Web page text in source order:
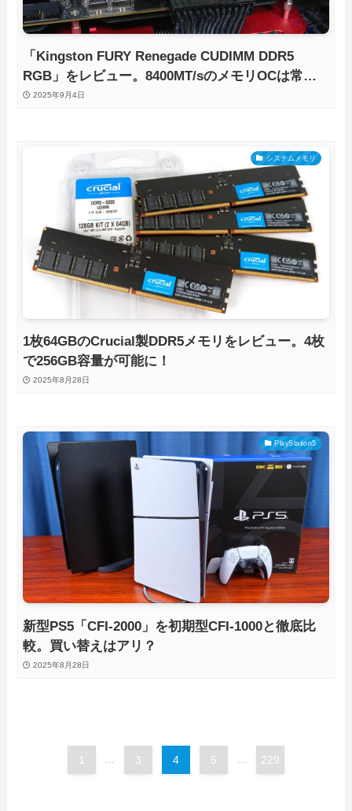
「Kingston FURY Renegade CUDIMM DDR5
RGB」をレビュー。8400MT/sのメモリOCは常用
レベルで安定するのか徹底検証
2025年9月4日
システムメモリ
1枚64GBのCrucial製DDR5メモリをレビュー。4枚
で256GB容量が可能に！
2025年8月28日
PlayStation5
新型PS5「CFI-2000」を初期型CFI-1000と徹底比
較。買い替えはアリ？
2025年8月28日
1 ... 3 4 5 ... 229